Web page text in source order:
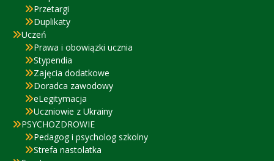
Przetargi
Duplikaty
Uczeń
Prawa i obowiązki ucznia
Stypendia
Zajęcia dodatkowe
Doradca zawodowy
eLegitymacja
Uczniowie z Ukrainy
PSYCHOZDROWIE
Pedagog i psycholog szkolny
Strefa nastolatka